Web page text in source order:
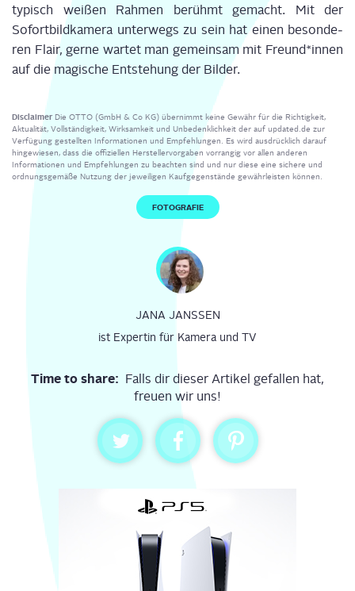
typisch wei­ßen Rah­men berühmt gemacht. Mit der
Sofort­bild­ka­me­ra unter­wegs zu sein hat einen beson­de­
ren Flair, ger­ne war­tet man gemein­sam mit Freund*innen
auf die magi­sche Ent­ste­hung der Bilder.
Disclaimer Die OTTO (GmbH & Co KG) übernimmt keine Gewähr für die Richtigkeit,
Aktualität, Vollständigkeit, Wirksamkeit und Unbedenklichkeit der auf updated.de zur
Verfügung gestellten Informationen und Empfehlungen. Es wird ausdrücklich darauf
hingewiesen, dass die offiziellen Herstellervorgaben vorrangig vor allen anderen
Informationen und Empfehlungen zu beachten sind und nur diese eine sichere und
ordnungsgemäße Nutzung der jeweiligen Kaufgegenstände gewährleisten können.
FOTOGRAFIE
JANA JANSSEN
ist Expertin für Kamera und TV
Time to share: Falls dir dieser Artikel gefallen hat,
freuen wir uns!